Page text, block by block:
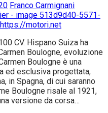
Franco Carmignani
CV. Hispano Suiza ha
Boulogne, evoluzione
Boulogne è una
ed esclusiva progettata,
in Spagna, di cui saranno
Boulogne risale al 1921,
versione da corsa…